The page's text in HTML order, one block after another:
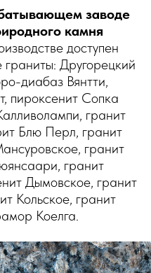
заводе
камня
доступен
Другорецкий
диабаз Вянтти,
пироксенит Сопка
гранит
Блю Перл, гранит
гранит
гранит
Дымовское, гранит
Кольское, гранит
Коелга.